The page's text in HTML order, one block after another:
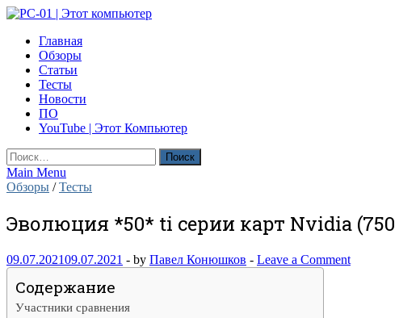
Skip
content
PC-01 | Этот компьютер
Компьютерные новости
Главная
Обзоры
Статьи
Тесты
Новости
ПО
YouTube | Этот Компьютер
Найти:
Main Menu
Обзоры /Тесты
Эволюция *50* ti серии карт Nvidia (750
09.07.202109.07.2021 - by Павел Конюшков - Leave a Comment
Содержание
Участники сравнения